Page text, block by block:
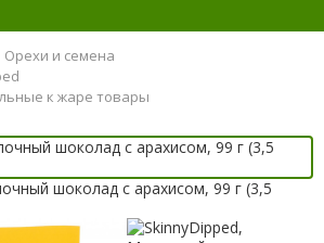
Орехи и семена
к жаре товары